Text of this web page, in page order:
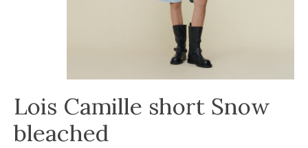
Lois Camille short Snow
bleached